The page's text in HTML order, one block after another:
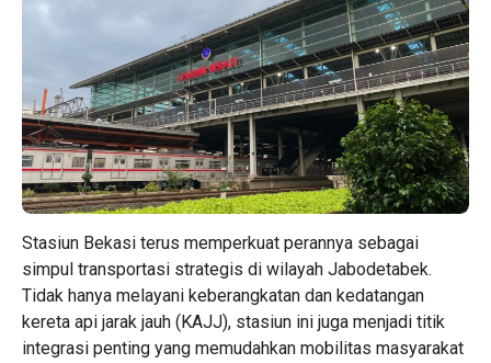
Stasiun Bekasi terus memperkuat perannya sebagai
simpul transportasi strategis di wilayah Jabodetabek.
Tidak hanya melayani keberangkatan dan kedatangan
kereta api jarak jauh (KAJJ), stasiun ini juga menjadi titik
integrasi penting yang memudahkan mobilitas masyarakat